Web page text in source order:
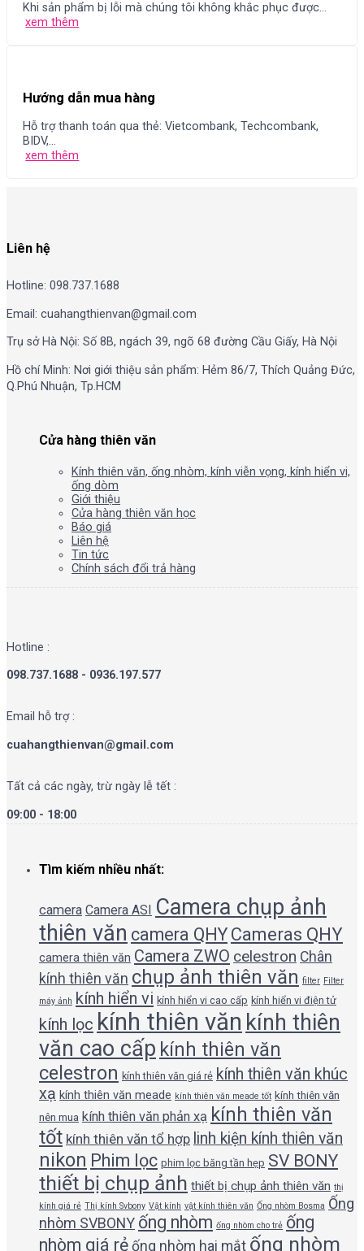
Khi sản phẩm bị lỗi mà chúng tôi không khắc phục được...
xem thêm
Hướng dẫn mua hàng
Hỗ trợ thanh toán qua thẻ: Vietcombank, Techcombank,
BIDV,...
xem thêm
Liên hệ
Hotline: 098.737.1688
Email: cuahangthienvan@gmail.com
Trụ sở Hà Nội: Số 8B, ngách 39, ngõ 68 đường Cầu Giấy, Hà Nội
Hồ chí Minh: Nơi giới thiệu sản phẩm: Hẻm 86/7, Thích Quảng Đức,
Q.Phú Nhuận, Tp.HCM
Cửa hàng thiên văn
Kính thiên văn, ống nhòm, kính viễn vọng, kính hiển vi,
ống dòm
Giới thiệu
Cửa hàng thiên văn học
Báo giá
Liên hệ
Tin tức
Chính sách đổi trả hàng
Hotline :
098.737.1688 - 0936.197.577
Email hỗ trợ :
cuahangthienvan@gmail.com
Tất cả các ngày, trừ ngày lễ tết :
09:00 - 18:00
Tìm kiếm nhiều nhất:
camera Camera ASI Camera chụp ảnh
thiên văn camera QHY Cameras QHY
camera thiên văn Camera ZWO celestron Chân
kính thiên văn chụp ảnh thiên văn filter Filter
máy ảnh kính hiển vi kính hiển vi cao cấp kính hiển vi điện tử
kính lọc kính thiên văn kính thiên
văn cao cấp kính thiên văn
celestron kính thiên văn giá rẻ kính thiên văn khúc
xạ kính thiên văn meade kính thiên văn meade tốt kính thiên văn
nên mua kính thiên văn phản xạ kính thiên văn
tốt kính thiên văn tổ hợp linh kiện kính thiên văn
nikon Phim lọc phim lọc băng tần hẹp SV BONY
thiết bị chụp ảnh thiết bị chụp ảnh thiên văn thị
kính giá rẻ Thị kính Svbony Vật kính vật kính thiên văn Ống nhòm Bosma Ống
nhòm SVBONY ống nhòm ống nhòm cho trẻ ống
nhòm giá rẻ ống nhòm hai mắt ống nhòm